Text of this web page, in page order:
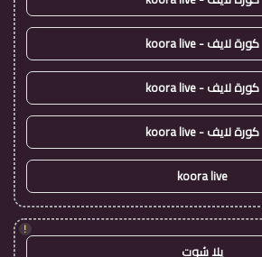
كورة لايف - koora live
كورة لايف - koora live
كورة لايف - koora live
koora live
!
يلا شوت